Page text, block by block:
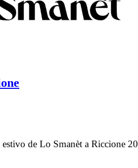
de Lo Smanèt a Riccione